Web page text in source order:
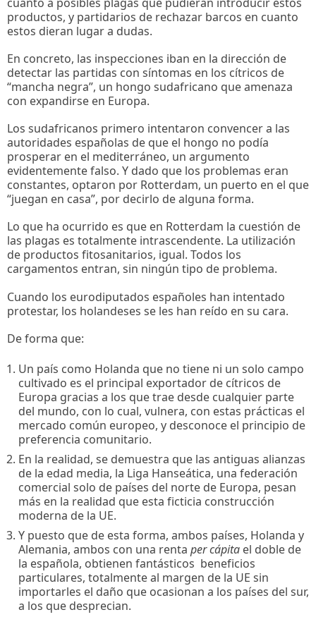
productos, y partidarios de rechazar barcos en cuanto
estos dieran lugar a dudas.
En concreto, las inspecciones iban en la dirección de
detectar las partidas con síntomas en los cítricos de
“mancha negra”, un hongo sudafricano que amenaza
con expandirse en Europa.
Los sudafricanos primero intentaron convencer a las
autoridades españolas de que el hongo no podía
prosperar en el mediterráneo, un argumento
evidentemente falso. Y dado que los problemas eran
constantes, optaron por Rotterdam, un puerto en el que
“juegan en casa”, por decirlo de alguna forma.
Lo que ha ocurrido es que en Rotterdam la cuestión de
las plagas es totalmente intrascendente. La utilización
de productos fitosanitarios, igual. Todos los
cargamentos entran, sin ningún tipo de problema.
Cuando los eurodiputados españoles han intentado
protestar, los holandeses se les han reído en su cara.
De forma que:
Un país como Holanda que no tiene ni un solo campo
cultivado es el principal exportador de cítricos de
Europa gracias a los que trae desde cualquier parte
del mundo, con lo cual, vulnera, con estas prácticas el
mercado común europeo, y desconoce el principio de
preferencia comunitario.
En la realidad, se demuestra que las antiguas alianzas
de la edad media, la Liga Hanseática, una federación
comercial solo de países del norte de Europa, pesan
más en la realidad que esta ficticia construcción
moderna de la UE.
Y puesto que de esta forma, ambos países, Holanda y
Alemania, ambos con una renta per cápita el doble de
la española, obtienen fantásticos beneficios
particulares, totalmente al margen de la UE sin
importarles el daño que ocasionan a los países del sur,
a los que desprecian.